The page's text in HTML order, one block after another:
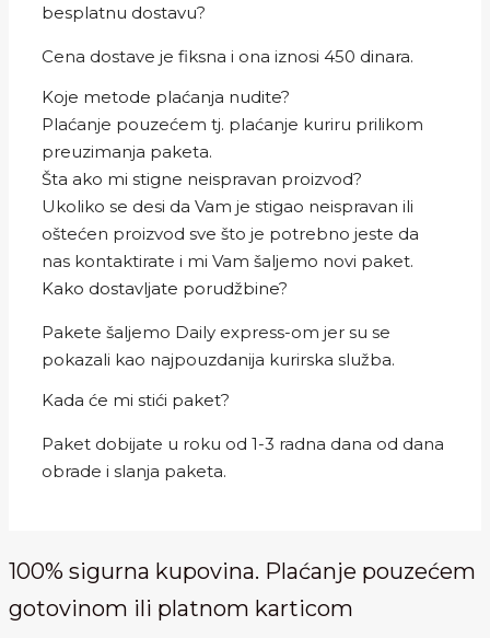
besplatnu dostavu?
Cena dostave je fiksna i ona iznosi 450 dinara.
Koje metode plaćanja nudite?
Plaćanje pouzećem tj. plaćanje kuriru prilikom
preuzimanja paketa.
Šta ako mi stigne neispravan proizvod?
Ukoliko se desi da Vam je stigao neispravan ili
oštećen proizvod sve što je potrebno jeste da
nas kontaktirate i mi Vam šaljemo novi paket.
Kako dostavljate porudžbine?
Pakete šaljemo Daily express-om jer su se
pokazali kao najpouzdanija kurirska služba.
Kada će mi stići paket?
Paket dobijate u roku od 1-3 radna dana od dana
obrade i slanja paketa.
100% sigurna kupovina. Plaćanje pouzećem
gotovinom ili platnom karticom